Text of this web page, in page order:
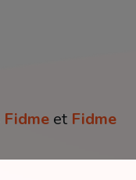
Fidme et Fidme